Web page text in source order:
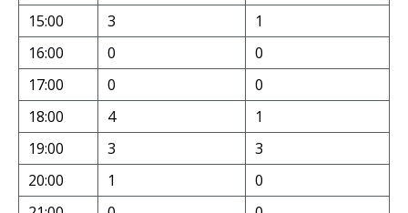
15:00
3
1
16:00
0
0
17:00
0
0
18:00
4
1
19:00
3
3
20:00
1
0